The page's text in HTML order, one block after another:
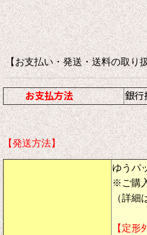
【お支払い・発送・送
お支払方法 銀行
【発送方法】
ゆうパ
※ご購
（詳細
【定形